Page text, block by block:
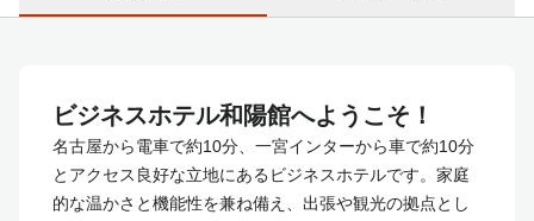
ビジネスホテル和陽館へようこそ！
名古屋から電車で約10分、一宮インターから車で約10分
とアクセス良好な立地にあるビジネスホテルです。家庭
的な温かさと機能性を兼ね備え、出張や観光の拠点とし